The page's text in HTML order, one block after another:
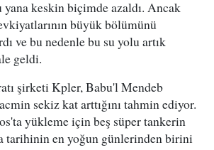
yana keskin biçimde azaldı. Ancak
büyük bölümünü
ve bu nedenle bu su yolu artık
geldi.
şirketi Kpler, Babu'l Mendeb
sekiz kat arttığını tahmin ediyor.
yükleme için beş süper tankerin
tarihinin en yoğun günlerinden birini